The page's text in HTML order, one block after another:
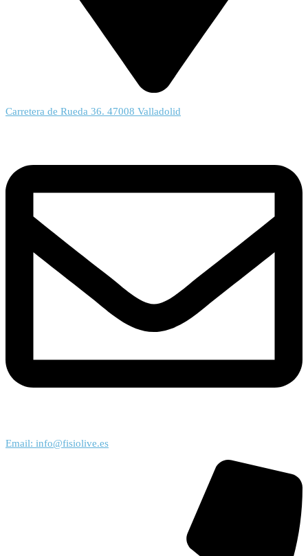
Carretera de Rueda 36. 47008 Valladolid
Email: info@fisiolive.es